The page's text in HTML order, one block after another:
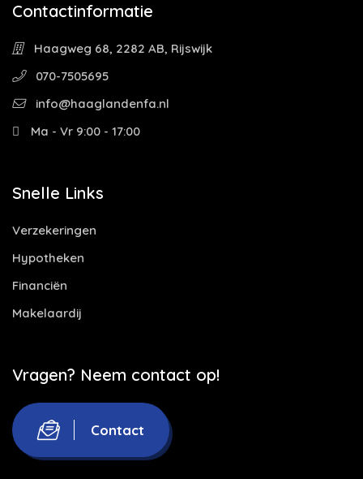
Contactinformatie
Haagweg 68, 2282 AB, Rijswijk
070-7505695
info@haaglandenfa.nl
Ma - Vr 9:00 - 17:00
Snelle Links
Verzekeringen
Hypotheken
Financiën
Makelaardij
Vragen? Neem contact op!
Contact